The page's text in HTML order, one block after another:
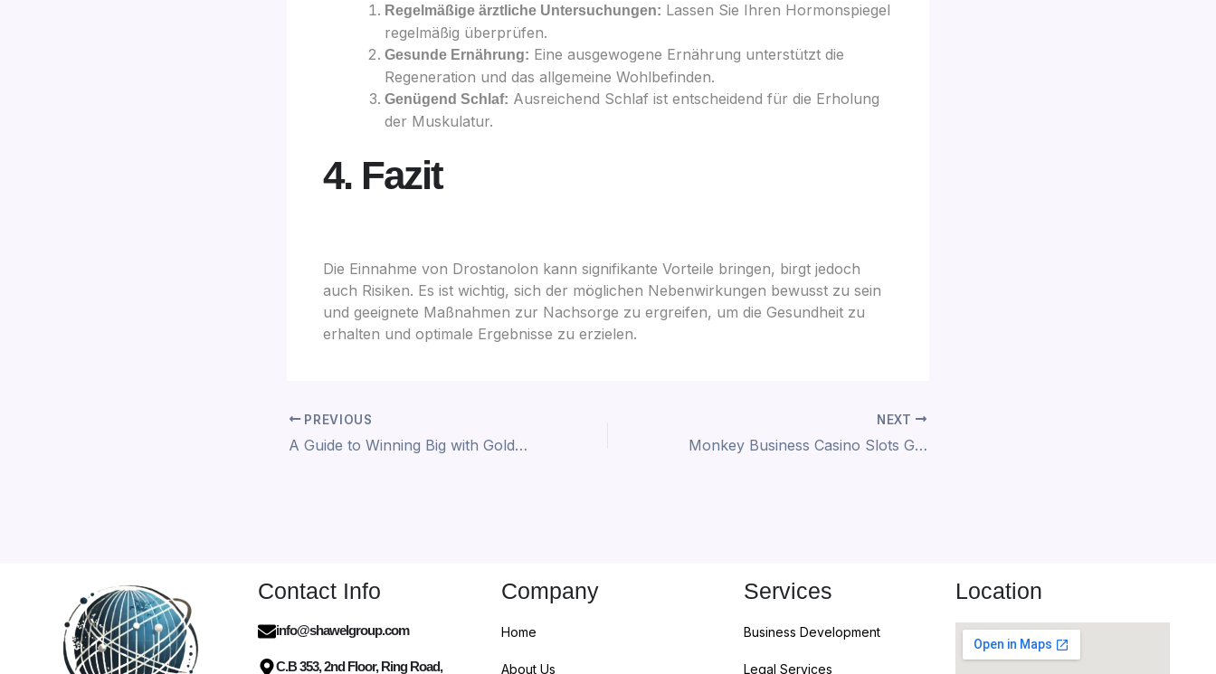
Regelmäßige ärztliche Untersuchungen: Lassen Sie Ihren Hormonspiegel
regelmäßig überprüfen.
Gesunde Ernährung: Eine ausgewogene Ernährung unterstützt die
Regeneration und das allgemeine Wohlbefinden.
Genügend Schlaf: Ausreichend Schlaf ist entscheidend für die Erholung
der Muskulatur.
4. Fazit
Die Einnahme von Drostanolon kann signifikante Vorteile bringen, birgt jedoch
auch Risiken. Es ist wichtig, sich der möglichen Nebenwirkungen bewusst zu sein
und geeignete Maßnahmen zur Nachsorge zu ergreifen, um die Gesundheit zu
erhalten und optimale Ergebnisse zu erzielen.
PREVIOUS
A Guide to Winning Big with Golden Winner Grand Chance Slot
NEXT
Monkey Business Casino Slots Game Online Free Trial Mode
Contact Info
info@shawelgroup.com
C.B 353, 2nd Floor, Ring Road,
Company
Home
About Us
Services
Business Development
Legal Services
Location